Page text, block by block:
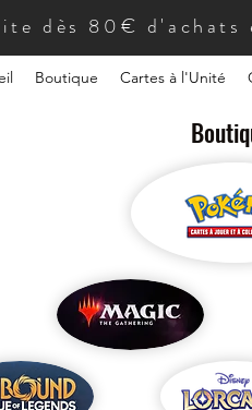
dès 80€
Boutique Cartes à l'Unité